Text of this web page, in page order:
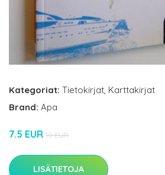
Kategoriat: Tietokirjat Karttakirjat
Brand: Apa
7.5 EUR 10 EUR
LISÄTIETOJA